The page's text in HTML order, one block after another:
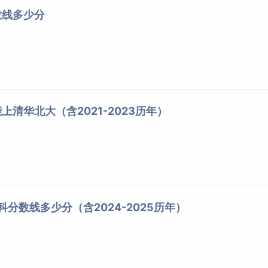
多少分
清华北大（含2021-2023历年）
分数线多少分（含2024-2025历年）